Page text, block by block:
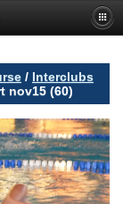
/ Interclubs
nov15 (60)